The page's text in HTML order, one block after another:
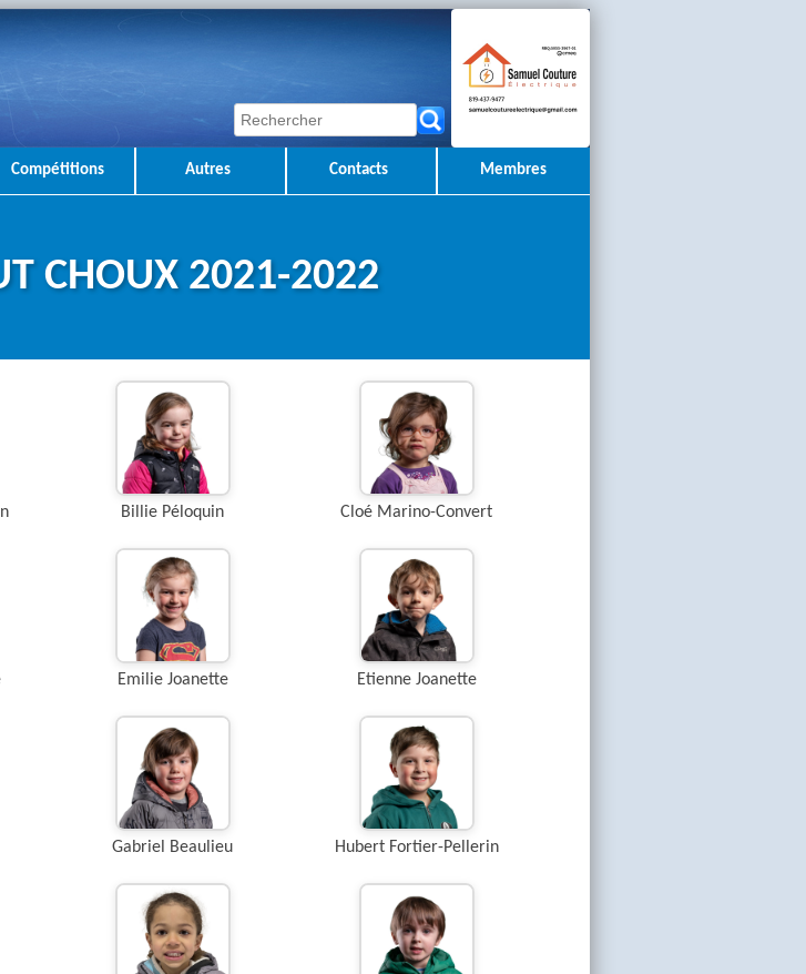
Compétitions Autres Contacts Membres
CHOUX 2021-2022
Billie Péloquin Cloé Marino-Convert
Emilie Joanette Etienne Joanette
Gabriel Beaulieu Hubert Fortier-Pellerin